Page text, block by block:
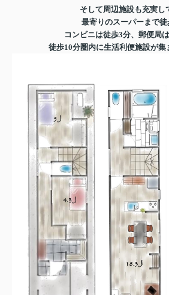
そして周辺施設も充実し
最寄りのスーパーまで徒
コンビニは徒歩3分、郵便局
徒歩10分圏内に生活利便施設が集